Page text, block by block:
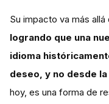
Su impacto va más
logrando que una
idioma
deseo, y no desde
hoy, es una forma de